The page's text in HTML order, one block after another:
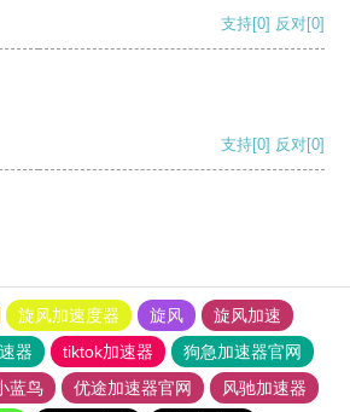
支持[0] 反对[0]
支持[0] 反对[0]
旋风加速度器 旋风
旋风加速
器 tiktok加速器
狗急加速器官网
蓝鸟 优途加速器官网
风驰加速器